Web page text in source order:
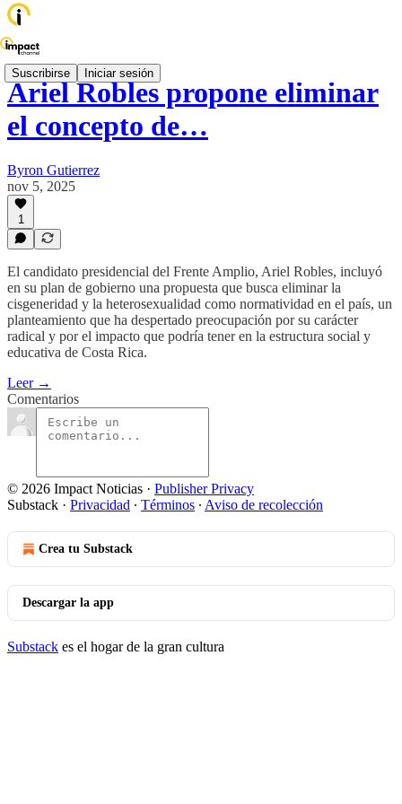
Suscribirse Iniciar sesión
Ariel Robles propone eliminar
el concepto de…
Byron Gutierrez
nov 5, 2025
1
El candidato presidencial del Frente Amplio, Ariel Robles, incluyó
en su plan de gobierno una propuesta que busca eliminar la
cisgeneridad y la heterosexualidad como normatividad en el país, un
planteamiento que ha despertado preocupación por su carácter
radical y por el impacto que podría tener en la estructura social y
educativa de Costa Rica.
Leer →
Comentarios
© 2026 Impact Noticias · Publisher Privacy
Substack · Privacidad ∙ Términos ∙ Aviso de recolección
Crea tu Substack
Descargar la app
Substack es el hogar de la gran cultura